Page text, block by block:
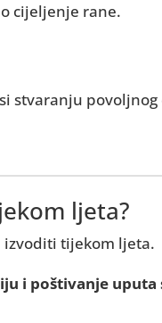
cijeljenje rane.
ljeta?
izvoditi tijekom ljeta.
i poštivanje uputa